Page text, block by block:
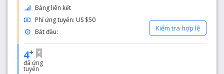
Bằng liên kết
Phí ứng tuyển: US $50
Bắt đầu:
Kiểm tra hợp lệ
4+
đã ứng
tuyển